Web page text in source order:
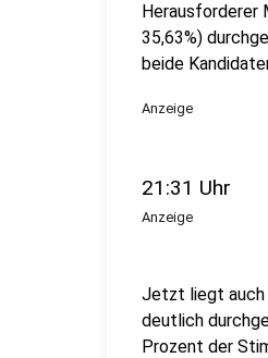
Herausforderer
35,63%)
beide
Anzeige
21:31 Uhr
Anzeige
Jetzt liegt auch
deutlich
Prozent der